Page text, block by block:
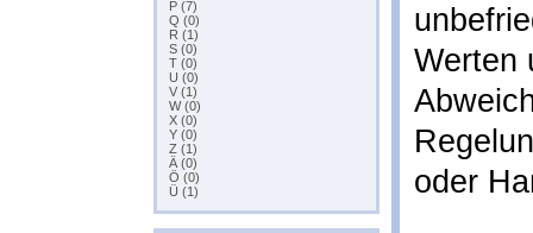
P (7)
Q (0)
R (1)
S (0)
T (0)
U (0)
V (1)
W (0)
X (0)
Y (0)
Z (1)
Ä (0)
Ö (0)
Ü (1)
Werten
oder